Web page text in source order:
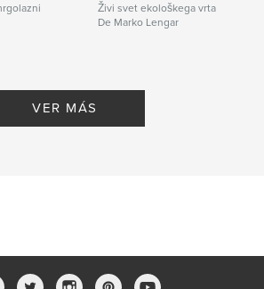
Živi svet ekološkega vrta
De Marko Lengar
VER MÁS